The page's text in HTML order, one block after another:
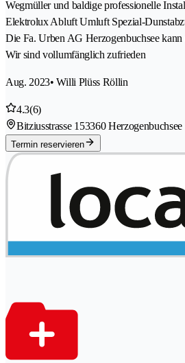
Wegmüller und baldige professionelle
Elektrolux Abluft Umluft Spezial-
Die Fa. Urben AG Herzogenbuchsee
Wir sind vollumfänglich zufrieden
Aug. 2023• Willi Plüss Röllin
4.3(6)
Bitziusstrasse 153360 Herzogenbuchsee
Termin reservieren